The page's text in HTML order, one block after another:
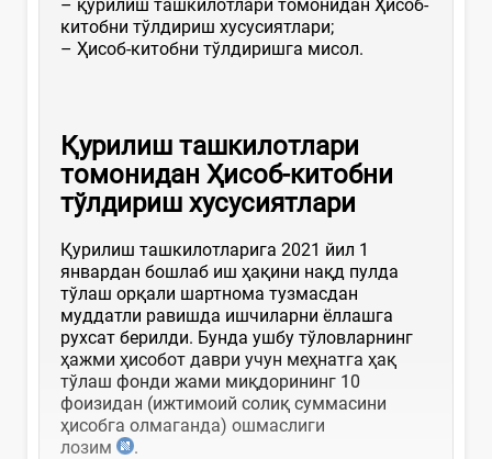
– қурилиш ташкилотлари томонидан Ҳисоб-
китобни тўлдириш хусусиятлари;
– Ҳисоб-китобни тўлдиришга мисол.
Қурилиш ташкилотлари
томонидан Ҳисоб-китобни
тўлдириш хусусиятлари
Қурилиш ташкилотларига 2021 йил 1
январдан бошлаб иш ҳақини нақд пулда
тўлаш орқали шартнома тузмасдан
муддатли равишда ишчиларни ёллашга
рухсат берилди. Бунда ушбу тўловларнинг
ҳажми ҳисобот даври учун меҳнатга ҳақ
тўлаш фонди жами миқдорининг 10
фоизидан (ижтимоий солиқ суммасини
ҳисобга олмаганда) ошмаслиги
лозим
.